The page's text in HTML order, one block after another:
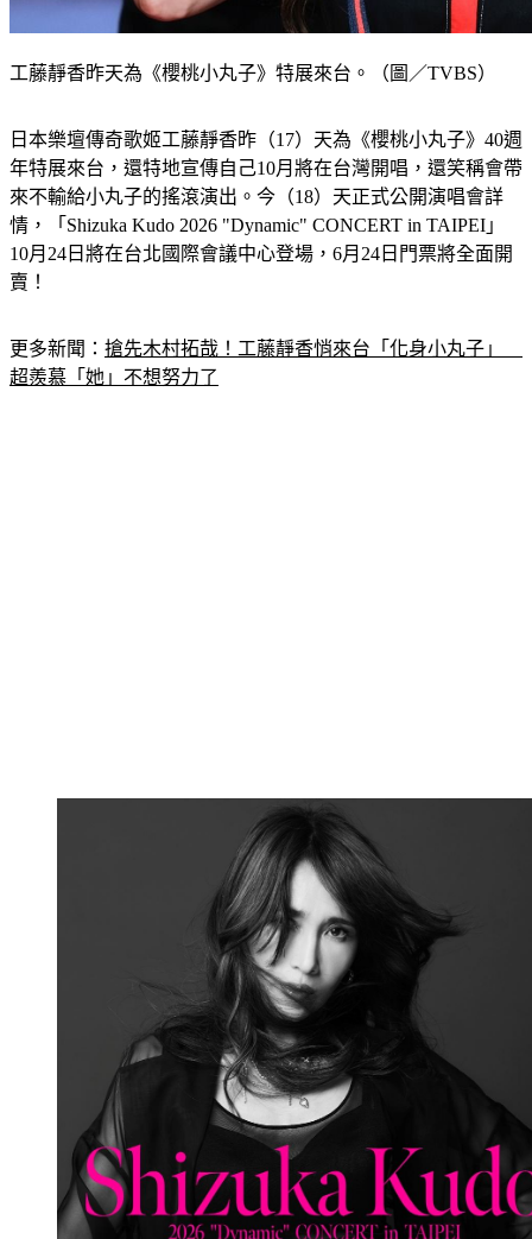
工藤靜香昨天為《櫻桃小丸子》特展來台。（圖／TVBS）
日本樂壇傳奇歌姬工藤靜香昨（17）天為《櫻桃小丸子》40週
年特展來台，還特地宣傳自己10月將在台灣開唱，還笑稱會帶
來不輸給小丸子的搖滾演出。今（18）天正式公開演唱會詳
情，「Shizuka Kudo 2026 "Dynamic" CONCERT in TAIPEI」
10月24日將在台北國際會議中心登場，6月24日門票將全面開
賣！
更多新聞： 搶先木村拓哉！工藤靜香悄來台「化身小丸子」
超羨慕「她」不想努力了